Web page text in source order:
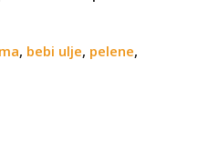
, bebi ulje, pelene,